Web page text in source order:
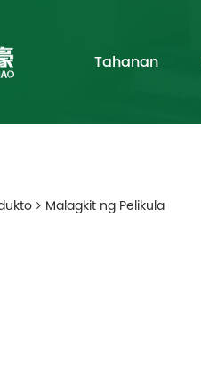
Tahanan
Malagkit ng Pelikula